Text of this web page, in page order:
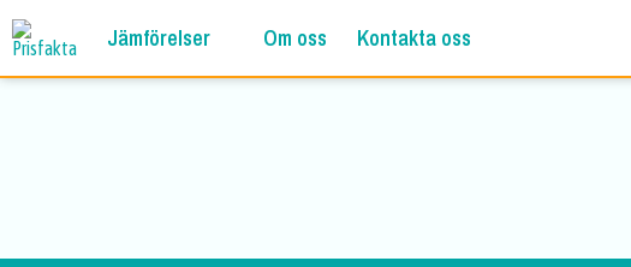
Jämförelser Om oss Kontakta oss